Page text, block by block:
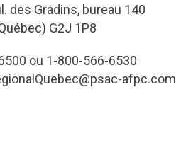
des Gradins, bureau 140
G2J 1P8
ou 1-800-566-6530
afpc.com